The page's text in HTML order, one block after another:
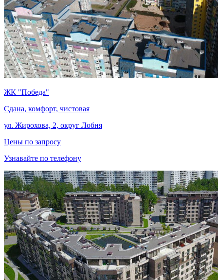
ЖК "Победа"
Сдана, комфорт, чистовая
ул. Жирохова, 2, округ Лобня
Цены по запросу
Узнавайте по телефону